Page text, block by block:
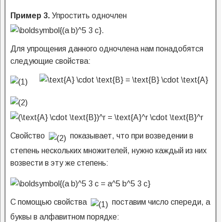
Пример 3. Упростить одночлен
Для упрощения данного одночлена нам понадобятся
следующие свойства:
Свойство
показывает, что при возведении в
степень нескольких множителей, нужно каждый из них
возвести в эту же степень:
С помощью свойства
поставим число спереди, а
буквы в алфавитном порядке: